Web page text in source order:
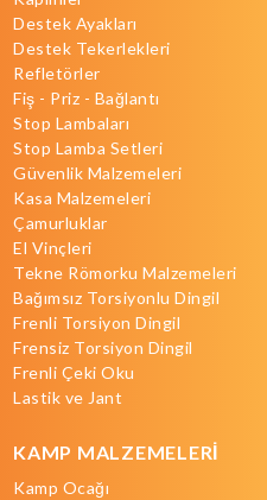
Destek Ayakları
Destek Tekerlekleri
Refletörler
Fiş - Priz - Bağlantı
Stop Lambaları
Stop Lamba Setleri
Güvenlik Malzemeleri
Kasa Malzemeleri
Çamurluklar
El Vinçleri
Tekne Römorku Malzemeleri
Bağımsız Torsiyonlu Dingil
Frenli Torsiyon Dingil
Frensiz Torsiyon Dingil
Frenli Çeki Oku
Lastik ve Jant
KAMP MALZEMELERİ
Kamp Ocağı